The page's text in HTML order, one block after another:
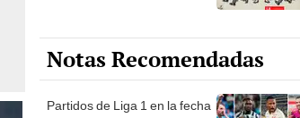
Notas Recomendadas
Partidos de Liga 1 en la fecha